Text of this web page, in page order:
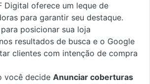
Digital oferece um leque de
para garantir seu destaque.
posicionar sua loja
resultados de busca e o Google
clientes com intenção de compra
você decide Anunciar coberturas